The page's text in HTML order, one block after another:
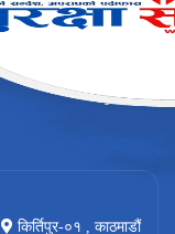
किर्तिपुर-०१ , काठमाडौं